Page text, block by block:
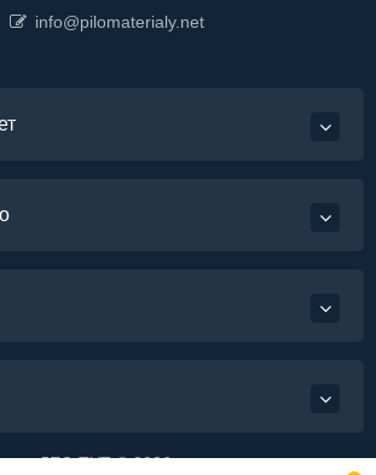
info@pilomaterialy.net
ЛЕС-ТУТ © 2026